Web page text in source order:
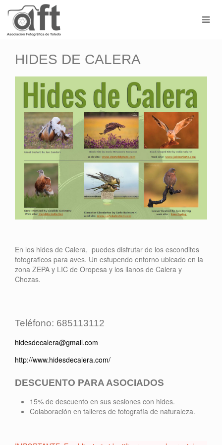
HIDES DE CALERA
En los hides de Calera, puedes disfrutar de los escondites
fotograficos para aves. Un estupendo entorno ubicado en la
zona ZEPA y LIC de Oropesa y los llanos de Calera y
Chozas.
Teléfono: 685113112
hidesdecalera@gmail.com
http://www.hidesdecalera.com/
DESCUENTO PARA ASOCIADOS
15% de descuento en sus sesiones con hides.
Colaboración en talleres de fotografía de naturaleza.